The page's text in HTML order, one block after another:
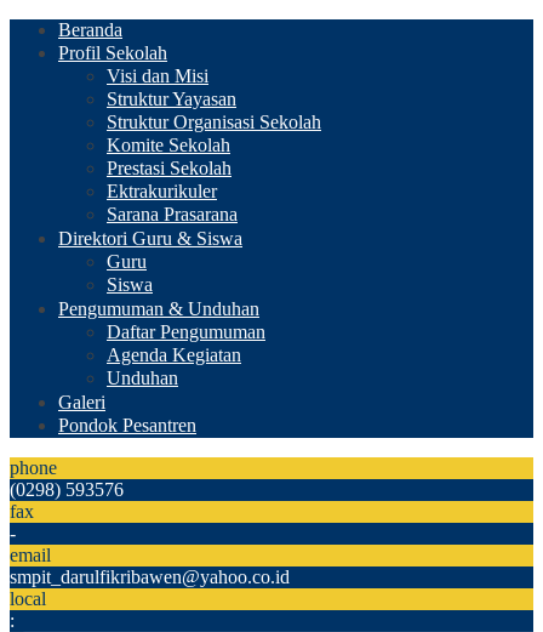
Beranda
Profil Sekolah
Visi dan Misi
Struktur Yayasan
Struktur Organisasi Sekolah
Komite Sekolah
Prestasi Sekolah
Ektrakurikuler
Sarana Prasarana
Direktori Guru & Siswa
Guru
Siswa
Pengumuman & Unduhan
Daftar Pengumuman
Agenda Kegiatan
Unduhan
Galeri
Pondok Pesantren
phone
(0298) 593576
fax
-
email
smpit_darulfikribawen@yahoo.co.id
local
: